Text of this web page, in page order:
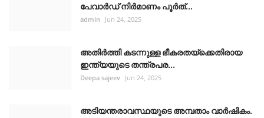
പേവാർഡ് നിർമാണം പൂർത്...
admin Jun 24, 2025
അതിർത്തി കടന്നുള്ള ഭീകരതയ്ക്കെതിരായ
ഇന്ത്യയുടെ തന്ത്രപര...
Deepa sajeev Jun 24, 2025
അടിയന്തരാവസ്ഥയുടെ അമ്പതാം വാർഷികം.